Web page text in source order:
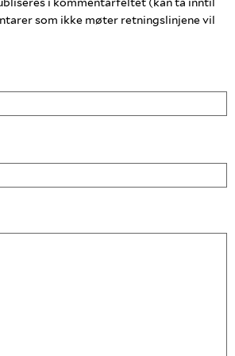
som ikke møter retningslinjene vil